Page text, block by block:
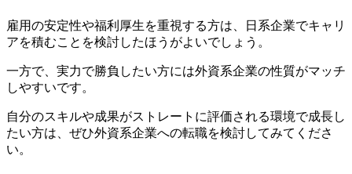
雇用の安定性や福利厚生を重視する方は、日系企業でキャリ
アを積むことを検討したほうがよいでしょう。
一方で、 実力で勝負したい方には外資系企業の性質がマッチ
しやすいです。
自分のスキルや成果がストレートに評価される環境で成長し
たい方は、ぜひ外資系企業への転職を検討してみてくださ
い。